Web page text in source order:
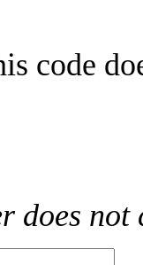
code
does not